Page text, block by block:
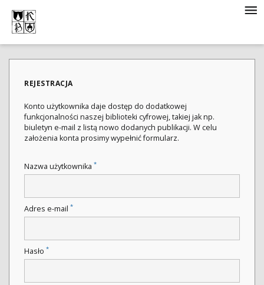
REJESTRACJA
Konto użytkownika daje dostęp do dodatkowej
funkcjonalności naszej biblioteki cyfrowej, takiej jak np.
biuletyn e-mail z listą nowo dodanych publikacji. W celu
założenia konta prosimy wypełnić formularz.
Nazwa użytkownika *
Adres e-mail *
Hasło *